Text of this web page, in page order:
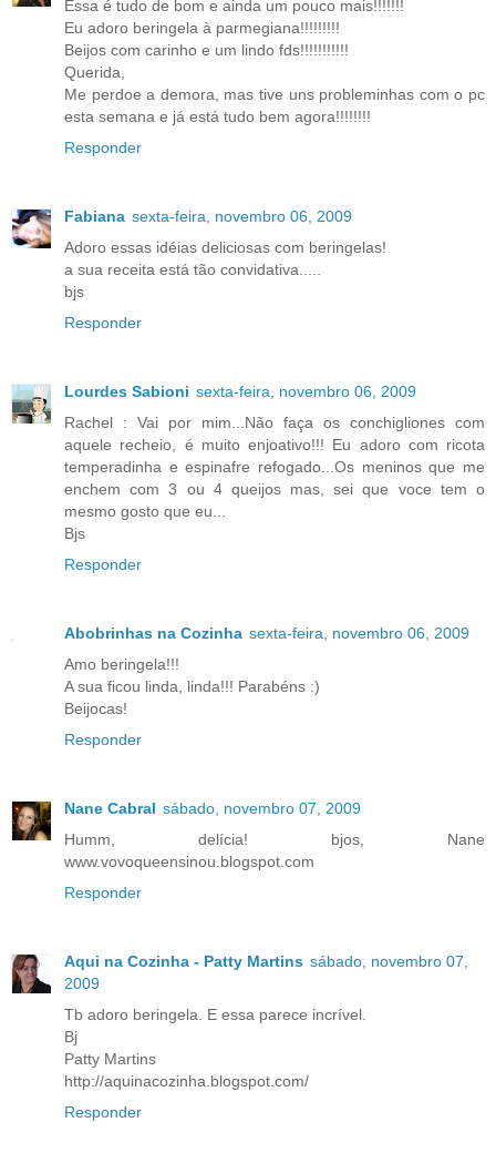
Essa é tudo de bom e ainda um pouco mais!!!!!!!
Eu adoro beringela à parmegiana!!!!!!!!!
Beijos com carinho e um lindo fds!!!!!!!!!!!
Querida,
Me perdoe a demora, mas tive uns probleminhas com o pc
esta semana e já está tudo bem agora!!!!!!!!
Responder
Fabiana sexta-feira, novembro 06, 2009
Adoro essas idéias deliciosas com beringelas!
a sua receita está tão convidativa.....
bjs
Responder
Lourdes Sabioni sexta-feira, novembro 06, 2009
Rachel : Vai por mim...Não faça os conchigliones com
aquele recheio, é muito enjoativo!!! Eu adoro com ricota
temperadinha e espinafre refogado...Os meninos que me
enchem com 3 ou 4 queijos mas, sei que voce tem o
mesmo gosto que eu...
Bjs
Responder
Abobrinhas na Cozinha sexta-feira, novembro 06, 2009
Amo beringela!!!
A sua ficou linda, linda!!! Parabéns :)
Beijocas!
Responder
Nane Cabral sábado, novembro 07, 2009
Humm, delícia! bjos, Nane
www.vovoqueensinou.blogspot.com
Responder
Aqui na Cozinha - Patty Martins sábado, novembro 07,
2009
Tb adoro beringela. E essa parece incrível.
Bj
Patty Martins
http://aquinacozinha.blogspot.com/
Responder